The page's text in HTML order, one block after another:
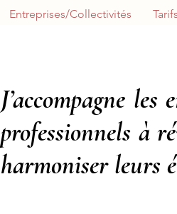
J’accompagne
professionnels à
harmoniser leurs
Tarifs
Entreprises/Collectivités